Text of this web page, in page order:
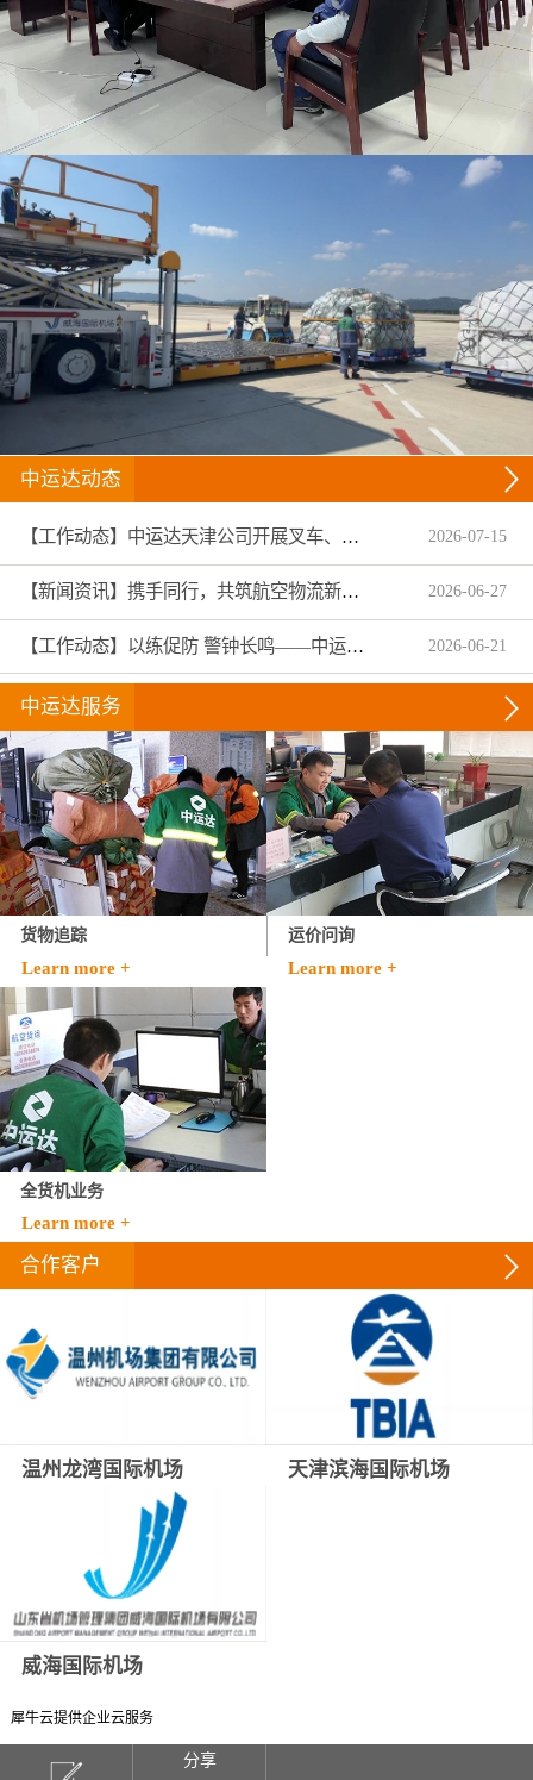
中运达动态
【工作动态】中运达天津公司开展叉车、拖头车技能趣味竞赛 2026-07-15
【新闻资讯】携手同行，共筑航空物流新生态——中运达集团圆满收官2026亚洲物流双年展 2026-06-27
【工作动态】以练促防 警钟长鸣——中运达温州航服扎实开展2026年安全生产月专项演练与全员警示教育 2026-06-21
中运达服务
货物追踪
Learn more +
运价问询
Learn more +
全货机业务
Learn more +
合作客户
温州龙湾国际机场 天津滨海国际机场
威海国际机场
犀牛云提供企业云服务
分享